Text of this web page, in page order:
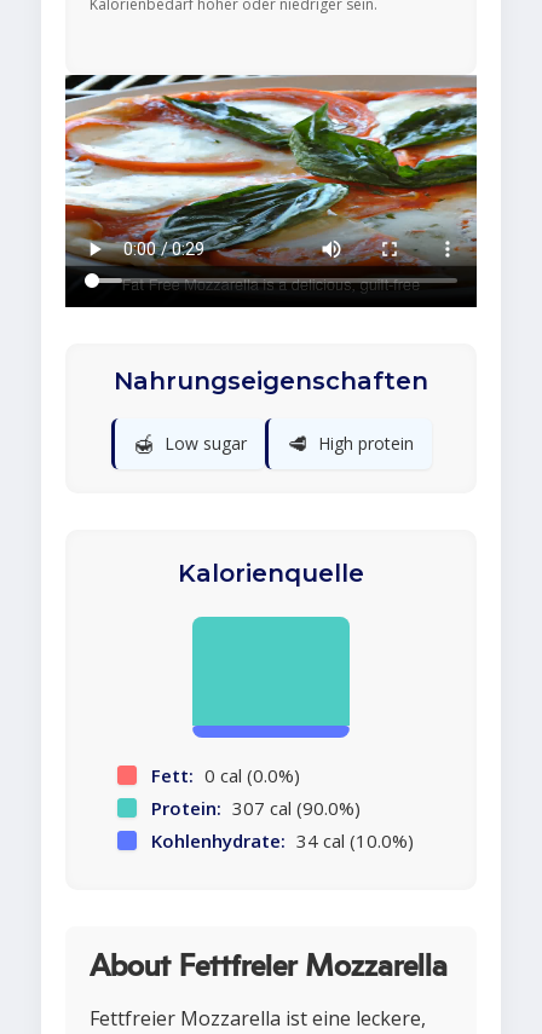
Kalorienbedarf höher oder niedriger sein.
Nahrungseigenschaften
🍯 Low sugar 🥩 High protein
Kalorienquelle
Fett: 0 cal (0.0%)
Protein: 307 cal (90.0%)
Kohlenhydrate: 34 cal (10.0%)
About Fettfreier Mozzarella
Fettfreier Mozzarella ist eine leckere,